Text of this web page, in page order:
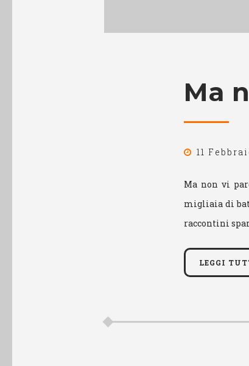
Ma
11
Ma non vi
migliaia di
raccontini
LEGGI